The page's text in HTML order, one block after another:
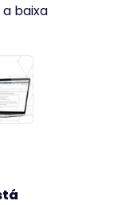
baixa